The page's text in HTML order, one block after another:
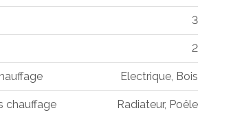
3
2
Electrique, Bois
chauffage Radiateur, Poêle